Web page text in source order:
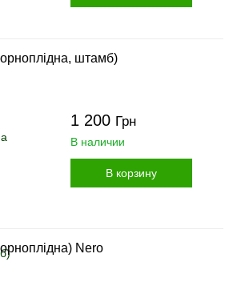
штамб)
1 200 Грн
В наличии
В корзину
Nero